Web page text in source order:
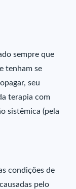
sempre que
tenham se
seu
terapia com
sistêmica (pela
condições de
pelo